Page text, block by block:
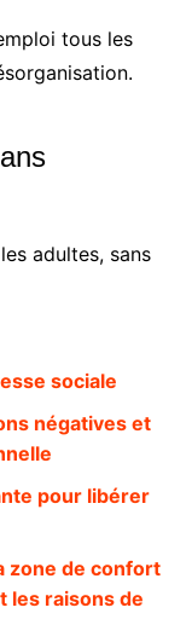
tous les
adultes, sans
sociale
négatives et
pour libérer
zone de confort
les raisons de